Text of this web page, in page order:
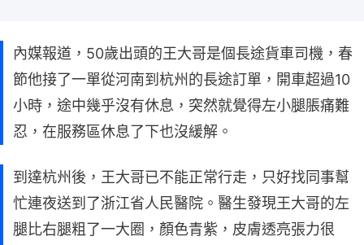
內媒報道，50歲出頭的王大哥是個長途貨車司機，春
節他接了一單從河南到杭州的長途訂單，開車超過10
小時，途中幾乎沒有休息，突然就覺得左小腿脹痛難
忍，在服務區休息了下也沒緩解。
到達杭州後，王大哥已不能正常行走，只好找同事幫
忙連夜送到了浙江省人民醫院。醫生發現王大哥的左
腿比右腿粗了一大圈，顏色青紫，皮膚透亮張力很